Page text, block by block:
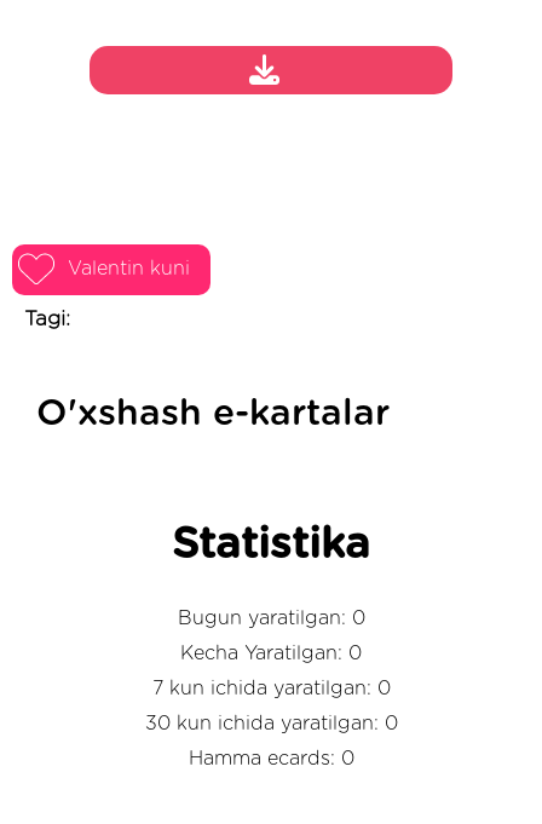
Valentin kuni
Tagi:
O'xshash e-kartalar
Statistika
Bugun yaratilgan: 0
Kecha Yaratilgan: 0
7 kun ichida yaratilgan: 0
30 kun ichida yaratilgan: 0
Hamma ecards: 0